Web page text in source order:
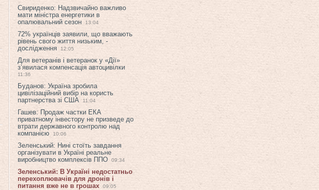
Свириденко: Надзвичайно важливо
мати міністра енергетики в
опалювальний сезон
13:04
72% українців заявили, що вважають
рівень свого життя низьким, -
дослідження
12:05
Для ветеранів і ветеранок у «Дії»
з’явилася компенсація автоцивілки
11:36
Буданов: Україна зробила
цивілізаційний вибір на користь
партнерства зі США
11:04
Гашев: Продаж частки ЕКА
приватному інвестору не призведе до
втрати державного контролю над
компанією
10:06
Зеленський: Нині стоїть завдання
організувати в Україні реальне
виробництво комплексів ППО
09:34
Зеленський: В Україні недостатньо
перехоплювачів для дронів і
питання вже не в грошах
09:05